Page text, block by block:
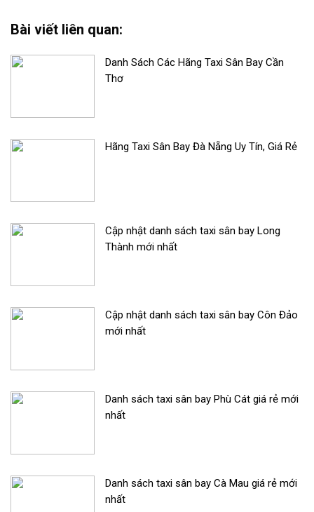
Bài viết liên quan:
Danh Sách Các Hãng Taxi Sân Bay Cần
Thơ
Hãng Taxi Sân Bay Đà Nẵng Uy Tín, Giá Rẻ
Cập nhật danh sách taxi sân bay Long
Thành mới nhất
Cập nhật danh sách taxi sân bay Côn Đảo
mới nhất
Danh sách taxi sân bay Phù Cát giá rẻ mới
nhất
Danh sách taxi sân bay Cà Mau giá rẻ mới
nhất